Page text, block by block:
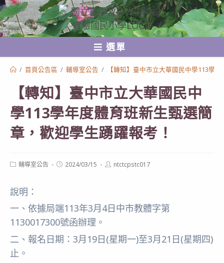
跳
轉
至
選單
/ 首頁公告區 / 輔導室公告 / 【轉知】臺中市立大華國民中學113學
【轉知】臺中市立大華國民中
學113學年度體育班新生甄選簡
章，歡迎學生踴躍報考！
Post輔導室公告
Post2024/03/15
Postntctcpstc017
說明：
一、依據局端113年3月4日中市教體字第
1130017300號函辦理。
二、報名日期：3月19日(星期一)至3月21日(星期四)
止。